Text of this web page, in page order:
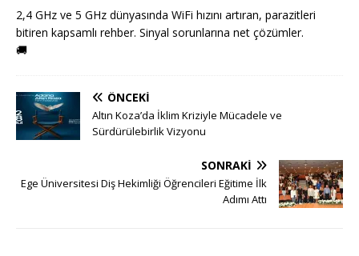
2,4 GHz ve 5 GHz dünyasında WiFi hızını artıran, parazitleri
bitiren kapsamlı rehber. Sinyal sorunlarına net çözümler.
🚚
ÖNCEKI
Altın Koza’da İklim Kriziyle Mücadele ve
Sürdürülebirlik Vizyonu
SONRAKI
Ege Üniversitesi Diş Hekimliği Öğrencileri Eğitime İlk
Adımı Attı